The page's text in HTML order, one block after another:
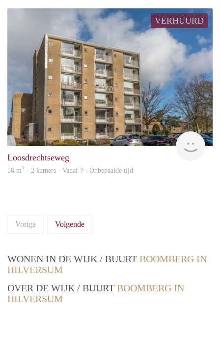
VERHUURD
rent
Loosdrechtseweg
58 m2 · 2 kamers · Vanaf ? - Onbepaalde tijd
Vorige Volgende
WONEN IN DE WIJK / BUURT BOOMBERG IN
HILVERSUM
OVER DE WIJK / BUURT BOOMBERG IN
HILVERSUM